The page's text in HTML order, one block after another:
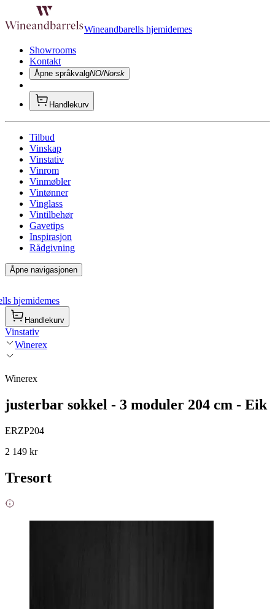
Wineandbarells hjemidemes
Showrooms
Kontakt
Åpne språkvalgNO/Norsk
Handlekurv
Tilbud
Vinskap
Vinstativ
Vinrom
Vinmøbler
Vintønner
Vinglass
Vintilbehør
Gavetips
Inspirasjon
Rådgivning
Åpne navigasjonen
hjemidemes
Handlekurv
Vinstativ
Winerex
Winerex
justerbar sokkel - 3 moduler 204 cm - Eik
ERZP204
2 149 kr
Tresort